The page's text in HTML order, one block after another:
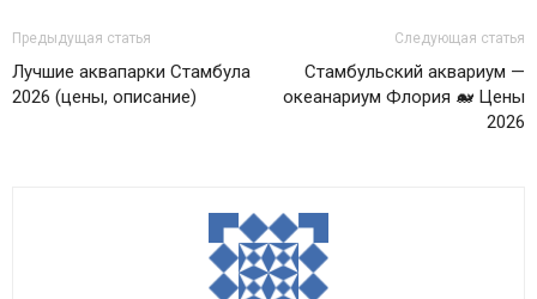
Предыдущая статья
Лучшие аквапарки Стамбула
2026 (цены, описание)
Следующая статья
Стамбульский аквариум —
океанариум Флория 🐋 Цены
2026